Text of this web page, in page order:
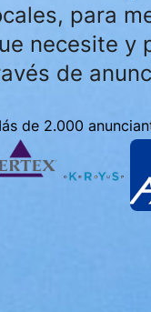
para
necesite y
de
de 2.000